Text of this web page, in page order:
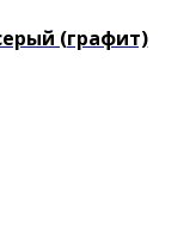
(графит)